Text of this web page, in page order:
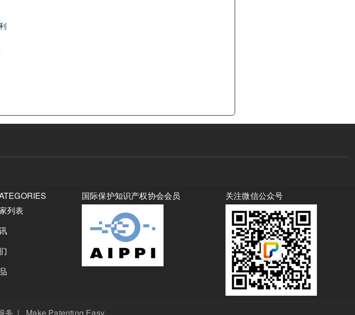
列表
国际保护知识产权协会会员 关注微信公众号
务 | Make Patenting Easy